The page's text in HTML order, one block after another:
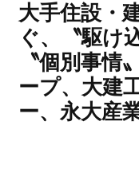
大手住設・
ぐ、〝駆け
〝個別事情
ープ、大建
ー、永大産